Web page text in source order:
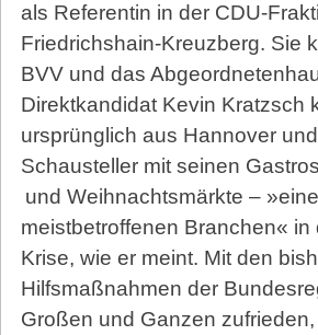
als Referentin in der CDU-
Friedrichshain-Kreuzberg. Sie
BVV und das
Direktkandidat Kevin Kratzsch
ursprünglich aus Hannover
Schausteller mit seinen
und Weihnachtsmärkte –
meistbetroffenen Branchen« in
Krise, wie er meint. Mit den
Hilfsmaßnahmen der
Großen und Ganzen